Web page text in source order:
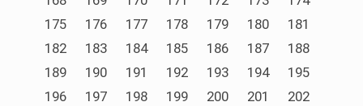
175
176 177 178 179 180
181
182
183 184 185 186 187
188
189
190 191 192 193 194
195
196
197 198 199 200 201
202